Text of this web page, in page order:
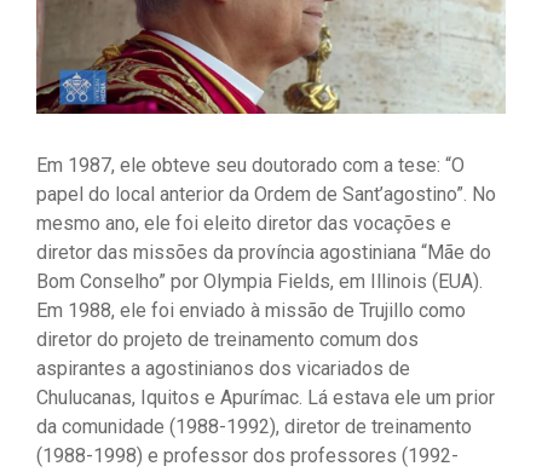
Em 1987, ele obteve seu doutorado com a tese: “O
papel do local anterior da Ordem de Sant’agostino”. No
mesmo ano, ele foi eleito diretor das vocações e
diretor das missões da província agostiniana “Mãe do
Bom Conselho” por Olympia Fields, em Illinois (EUA).
Em 1988, ele foi enviado à missão de Trujillo como
diretor do projeto de treinamento comum dos
aspirantes a agostinianos dos vicariados de
Chulucanas, Iquitos e Apurímac. Lá estava ele um prior
da comunidade (1988-1992), diretor de treinamento
(1988-1998) e professor dos professores (1992-